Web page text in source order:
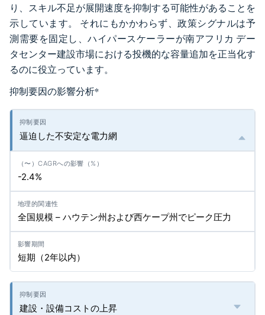
り、スキル不足が展開速度を抑制する可能性があることを
示しています。
それにもかかわらず、政策シグナルは予
測需要を固定し、ハイパースケーラーが南アフリカ デー
タセンター建設市場における投機的な容量追加を正当化す
るのに役立っています。
抑制要因の影響分析*
逼迫した不安定な電力網
-2.4%
全国規模 – ハウテン州および西ケープ州でピーク圧力
短期（2年以内）
建設・設備コストの上昇